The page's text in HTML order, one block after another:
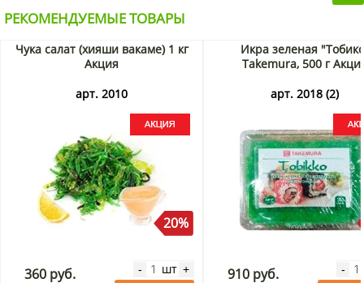
РЕКОМЕНДУЕМЫЕ ТОВАРЫ
Чука салат (хияши вакаме) 1 кг
Акция
арт. 2010
20%
360 руб. - шт +
Икра зеленая
Takemura, 500 г
арт. 2018 (2)
910 руб. -